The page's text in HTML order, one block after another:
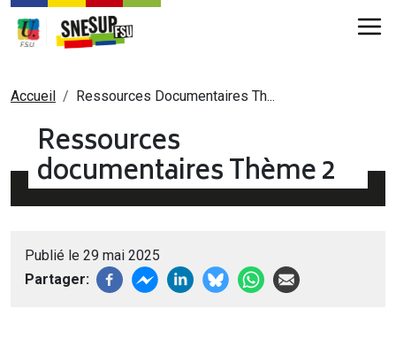
Aller au contenu principal
Fil d'Ariane
Accueil Ressources Documentaires Th...
Ressources
documentaires Thème 2
Publié le 29 mai 2025
Partager